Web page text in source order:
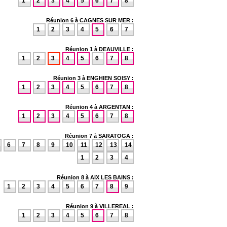
Réunion 6 à CAGNES SUR MER :
7
6
5
4
3
2
1
Réunion 1 à DEAUVILLE :
8
7
6
5
4
3
2
1
Réunion 3 à ENGHIEN SOISY :
8
7
6
5
4
3
2
1
Réunion 4 à ARGENTAN :
8
7
6
5
4
3
2
1
Réunion 7 à SARATOGA :
14
13
12
11
10
9
8
7
6
4
3
2
1
Réunion 8 à AIX LES BAINS :
9
8
7
6
5
4
3
2
1
Réunion 9 à VILLEREAL :
8
7
6
5
4
3
2
1